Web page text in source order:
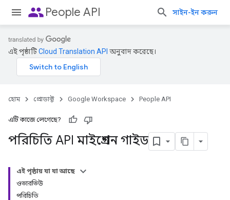
peoplePeople API সাইন-ইন করুন
এই পৃষ্ঠাটিCloud Translation API অনুবাদ করেছে।
হোম প্রোডাক্ট Google Workspace People API
এটি কাজে লেগেছে?
পরিচিতি API মাইগ্রেশন গাইড
এই পৃষ্ঠায় যা যা আছে
ওভারভিউ
পরিচিতি